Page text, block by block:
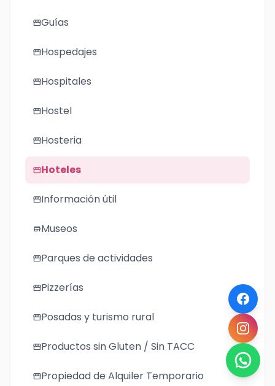
storefrontGuías
storefrontHospedajes
storefrontHospitales
storefrontHostel
storefrontHosteria
storefrontHoteles
storefrontInformación útil
storeMuseos
storefrontParques de actividades
storefrontPizzerías
storefrontPosadas y turismo rural
storefrontProductos sin Gluten / Sin TACC
storefrontPropiedad de Alquiler Temporario